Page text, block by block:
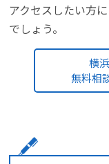
アクセスしたい方
でしょう。
横
無料相